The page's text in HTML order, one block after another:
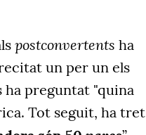
postconvertents ha
un per un els
ha preguntat "quina
Tot seguit, ha tret